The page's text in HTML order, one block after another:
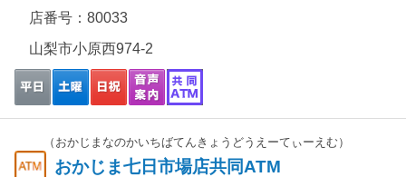
店番号：80033
山梨市小原西974-2
（おかじまなのかいちばてんきょうどうえーてぃーえむ）
おかじま七日市場店共同ATM